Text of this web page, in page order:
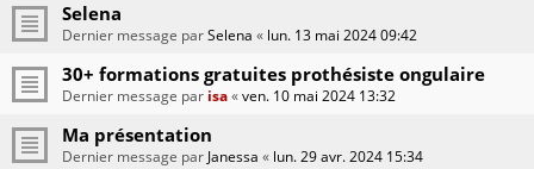
Selena
Dernier message parSelena « lun. 13 mai 2024 09:42
30+ formations gratuites prothésiste ongulaire
Dernier message par isa«ven. 10 mai 2024 13:32
Ma présentation
Dernier message par Janessa « lun. 29 avr. 2024 15:34